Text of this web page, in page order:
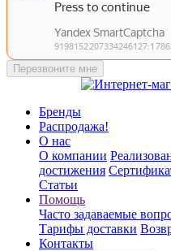
Перезвоните мне
Бренды
Распродажа!
О нас
О компании
достижения
Статьи
Помощь
Часто задаваемые
Тарифы доставки
Контакты